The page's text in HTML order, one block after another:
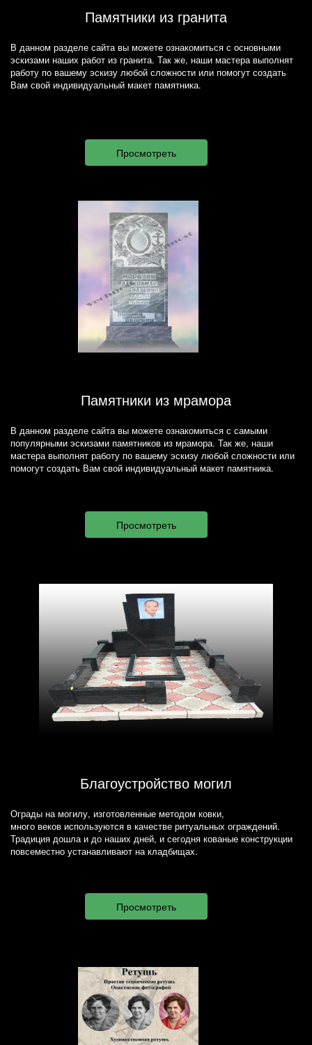
Памятники из гранита
В данном разделе сайта вы можете ознакомиться с основными
эскизами наших работ из гранита. Так же, наши мастера выполнят
работу по вашему эскизу любой сложности или помогут создать
Вам свой индивидуальный макет памятника.
Памятники из мрамора
В данном разделе сайта вы можете ознакомиться с самыми
популярными эскизами памятников из мрамора. Так же, наши
мастера выполнят работу по вашему эскизу любой сложности или
помогут создать Вам свой индивидуальный макет памятника.
Благоустройство могил
Ограды на могилу, изготовленные методом ковки,
много веков используются в качестве ритуальных ограждений.
Традиция дошла и до наших дней, и сегодня кованые конструкции
повсеместно устанавливают на кладбищах.